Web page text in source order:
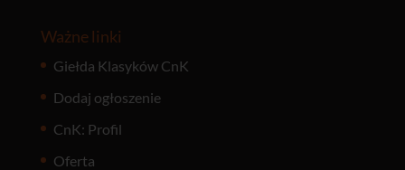
Ważne linki
Giełda Klasyków CnK
Dodaj ogłoszenie
CnK: Profil
Oferta